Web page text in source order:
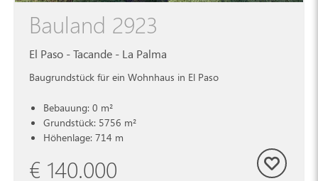
Bauland 2923
El Paso - Tacande - La Palma
Baugrundstück für ein Wohnhaus in El Paso
Bebauung: 0 m²
Grundstück: 5756 m²
Höhenlage: 714 m
€ 140.000